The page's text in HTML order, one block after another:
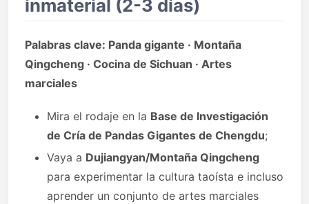
inmaterial (2-3 días)
Palabras clave: Panda gigante · Montaña
Qingcheng · Cocina de Sichuan · Artes
marciales
Mira el rodaje en la Base de Investigación
de Cría de Pandas Gigantes de Chengdu;
Vaya a Dujiangyan/Montaña Qingcheng
para experimentar la cultura taoísta e incluso
aprender un conjunto de artes marciales